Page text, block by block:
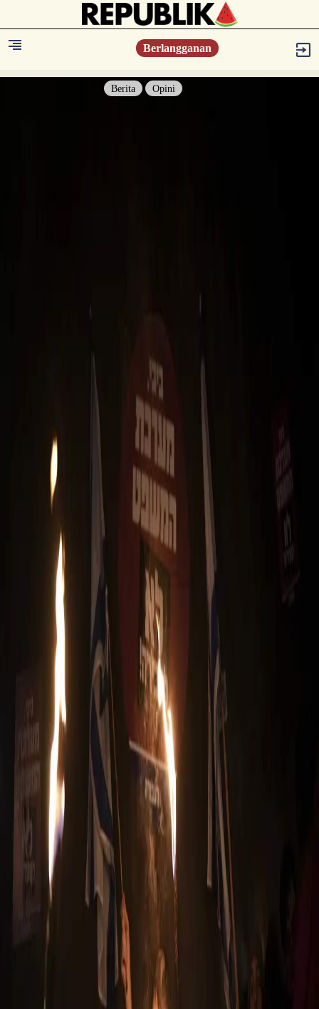
Berlangganan
Berita Opini
Iqtishodia
Sastra
Literasi Umat